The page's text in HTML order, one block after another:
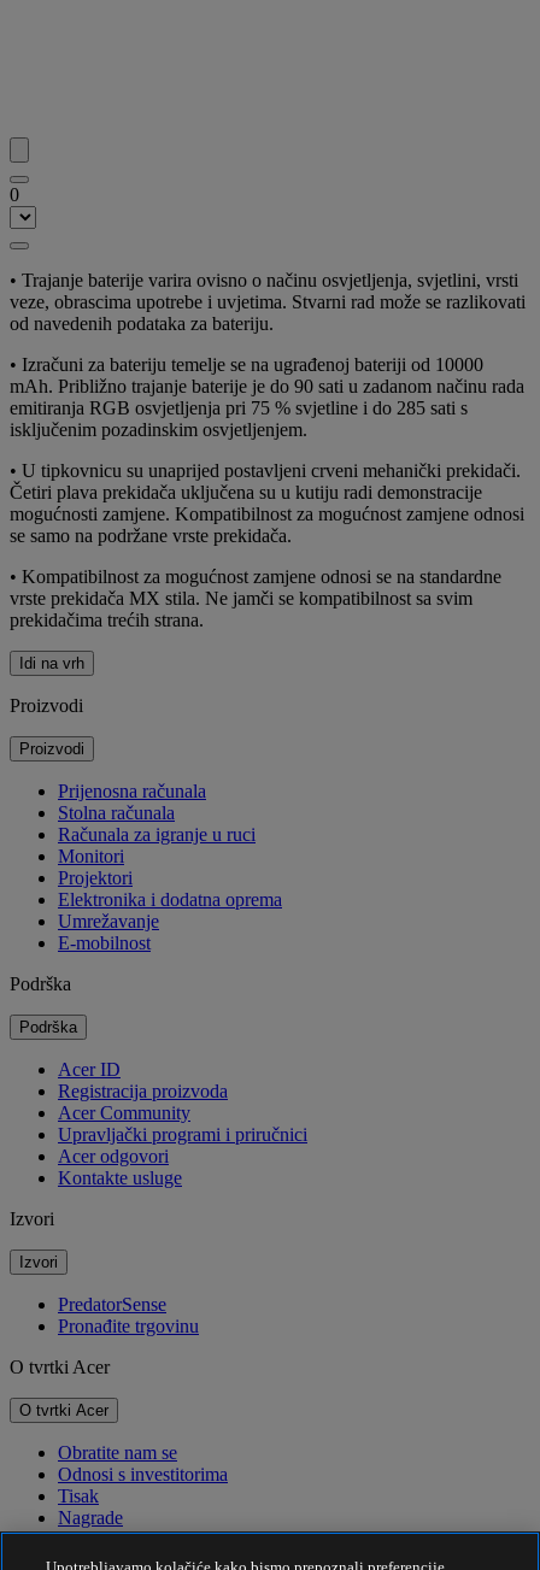
0
• Trajanje baterije varira ovisno o načinu osvjetljenja, svjetlini, vrsti
veze, obrascima upotrebe i uvjetima. Stvarni rad može se razlikovati
od navedenih podataka za bateriju.
• Izračuni za bateriju temelje se na ugrađenoj bateriji od 10000
mAh. Približno trajanje baterije je do 90 sati u zadanom načinu rada
emitiranja RGB osvjetljenja pri 75 % svjetline i do 285 sati s
isključenim pozadinskim osvjetljenjem.
• U tipkovnicu su unaprijed postavljeni crveni mehanički prekidači.
Četiri plava prekidača uključena su u kutiju radi demonstracije
mogućnosti zamjene. Kompatibilnost za mogućnost zamjene odnosi
se samo na podržane vrste prekidača.
• Kompatibilnost za mogućnost zamjene odnosi se na standardne
vrste prekidača MX stila. Ne jamči se kompatibilnost sa svim
prekidačima trećih strana.
Idi na vrh
Proizvodi
Proizvodi
Prijenosna računala
Stolna računala
Računala za igranje u ruci
Monitori
Projektori
Elektronika i dodatna oprema
Umrežavanje
E-mobilnost
Podrška
Podrška
Acer ID
Registracija proizvoda
Acer Community
Upravljački programi i priručnici
Acer odgovori
Kontakte usluge
Izvori
Izvori
PredatorSense
Pronađite trgovinu
O tvrtki Acer
O tvrtki Acer
Obratite nam se
Odnosi s investitorima
Tisak
Nagrade
Događaji